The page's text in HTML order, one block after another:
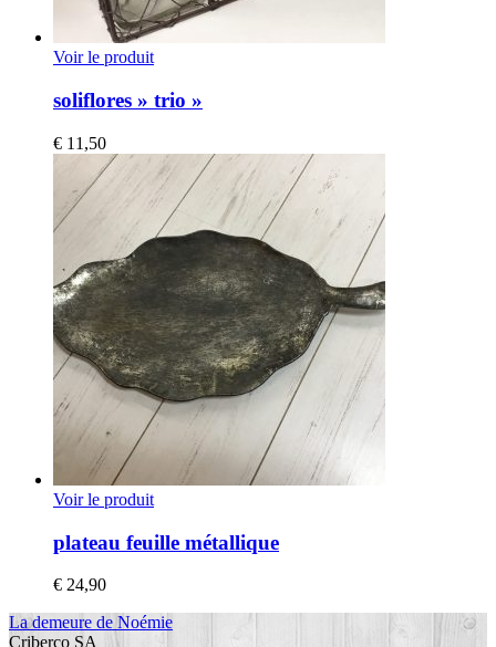
Voir le produit
soliflores » trio »
€ 11,50
Voir le produit
plateau feuille métallique
€ 24,90
La demeure de Noémie
Criberco SA